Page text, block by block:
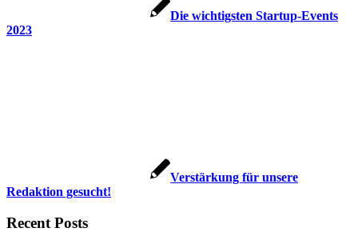
Die wichtigsten Startup-Events
2023
Verstärkung für unsere
Redaktion gesucht!
Recent Posts